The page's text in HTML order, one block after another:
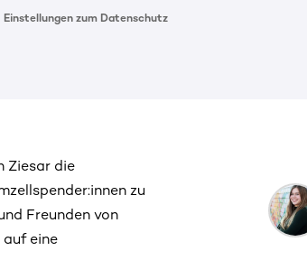
Einstellungen zum Datenschutz
Ziesar die
zu
Freunden von
eine